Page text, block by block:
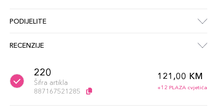
PODIJELITE
RECENZIJE
220
Šifra artikla
887167521285
121,00 KM
+12 PLAZA cvjetića